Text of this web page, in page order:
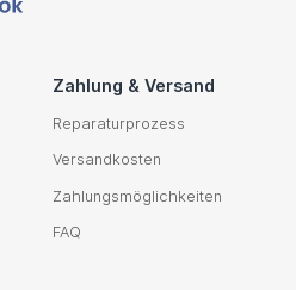
Zahlung & Versand
Reparaturprozess
Versandkosten
Zahlungsmöglichkeiten
FAQ